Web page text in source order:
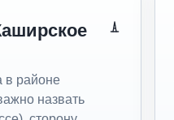
в районе
назвать